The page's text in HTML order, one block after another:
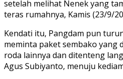
setelah melihat Nenek yang
teras rumahnya, Kamis (23/9/
Kendati itu, Pangdam pun
meminta paket sembako yang
roda lainnya dan ditenteng
Agus Subiyanto, menuju